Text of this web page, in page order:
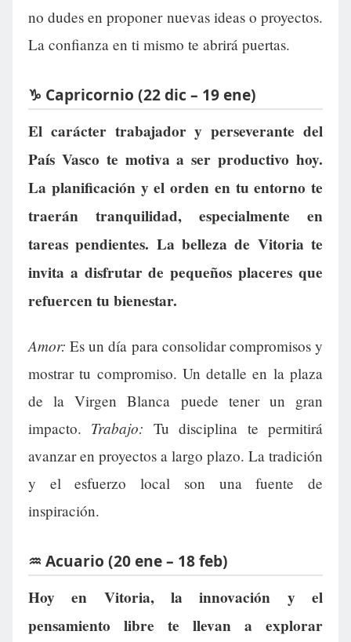
no dudes en proponer nuevas ideas o proyectos.
La confianza en ti mismo te abrirá puertas.
♑ Capricornio (22 dic – 19 ene)
El carácter trabajador y perseverante del
País Vasco te motiva a ser productivo hoy.
La planificación y el orden en tu entorno te
traerán tranquilidad, especialmente en
tareas pendientes. La belleza de Vitoria te
invita a disfrutar de pequeños placeres que
refuercen tu bienestar.
Amor: Es un día para consolidar compromisos y
mostrar tu compromiso. Un detalle en la plaza
de la Virgen Blanca puede tener un gran
impacto. Trabajo: Tu disciplina te permitirá
avanzar en proyectos a largo plazo. La tradición
y el esfuerzo local son una fuente de
inspiración.
♒ Acuario (20 ene – 18 feb)
Hoy en Vitoria, la innovación y el
pensamiento libre te llevan a explorar